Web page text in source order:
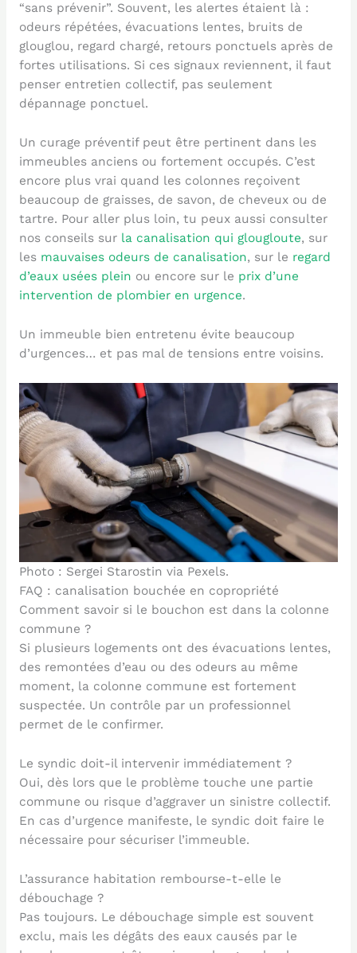
“sans prévenir”. Souvent, les alertes étaient là :
odeurs répétées, évacuations lentes, bruits de
glouglou, regard chargé, retours ponctuels après de
fortes utilisations. Si ces signaux reviennent, il faut
penser entretien collectif, pas seulement
dépannage ponctuel.
Un curage préventif peut être pertinent dans les
immeubles anciens ou fortement occupés. C’est
encore plus vrai quand les colonnes reçoivent
beaucoup de graisses, de savon, de cheveux ou de
tartre. Pour aller plus loin, tu peux aussi consulter
nos conseils sur la canalisation qui glougloute, sur
les mauvaises odeurs de canalisation, sur le regard
d’eaux usées plein ou encore sur le prix d’une
intervention de plombier en urgence.
Un immeuble bien entretenu évite beaucoup
d’urgences… et pas mal de tensions entre voisins.
Photo : Sergei Starostin via Pexels.
FAQ : canalisation bouchée en copropriété
Comment savoir si le bouchon est dans la colonne
commune ?
Si plusieurs logements ont des évacuations lentes,
des remontées d’eau ou des odeurs au même
moment, la colonne commune est fortement
suspectée. Un contrôle par un professionnel
permet de le confirmer.
Le syndic doit-il intervenir immédiatement ?
Oui, dès lors que le problème touche une partie
commune ou risque d’aggraver un sinistre collectif.
En cas d’urgence manifeste, le syndic doit faire le
nécessaire pour sécuriser l’immeuble.
L’assurance habitation rembourse-t-elle le
débouchage ?
Pas toujours. Le débouchage simple est souvent
exclu, mais les dégâts des eaux causés par le